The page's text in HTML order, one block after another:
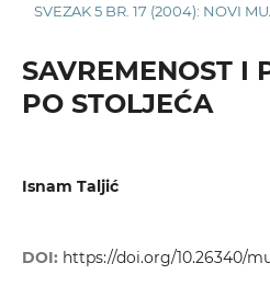
SVEZAK 5 BR. 17 (2004): NOVI
SAVREMENOST I
PO STOLJEĆA
Isnam Taljić
DOI: https://doi.org/10.26340/